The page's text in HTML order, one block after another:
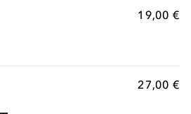
19,00 €
27,00 €